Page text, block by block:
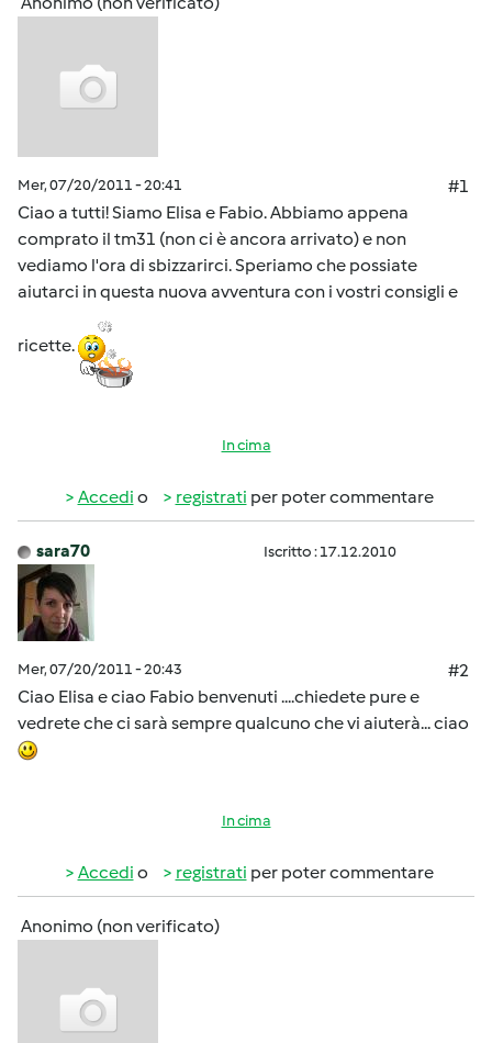
Mer, 07/20/2011 - 20:41
#1
Ciao a tutti! Siamo Elisa e Fabio. Abbiamo appena
comprato il tm31 (non ci è ancora arrivato) e non
vediamo l'ora di sbizzarirci. Speriamo che possiate
aiutarci in questa nuova avventura con i vostri consigli e
ricette.
In cima
Accedi o registrati per poter commentare
sara70 Iscritto : 17.12.2010
Mer, 07/20/2011 - 20:43
#2
Ciao Elisa e ciao Fabio benvenuti ....chiedete pure e
vedrete che ci sarà sempre qualcuno che vi aiuterà... ciao
In cima
Accedi o registrati per poter commentare
Anonimo (non verificato)